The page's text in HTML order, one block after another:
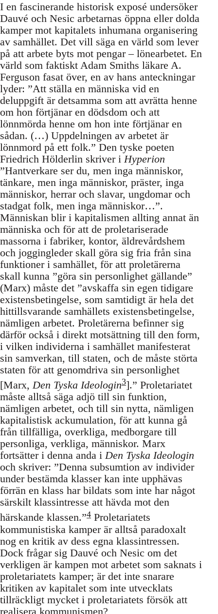
I en fascinerande historisk exposé undersöker
Dauvé och Nesic arbetarnas öppna eller dolda
kamper mot kapitalets inhumana organisering
av samhället. Det vill säga en värld som lever
på att arbete byts mot pengar – lönearbetet. En
värld som faktiskt Adam Smiths läkare A.
Ferguson fasat över, en av hans anteckningar
lyder: ”Att ställa en människa vid en
deluppgift är detsamma som att avrätta henne
om hon förtjänar en dödsdom och att
lönnmörda henne om hon inte förtjänar en
sådan. (…) Uppdelningen av arbetet är
lönnmord på ett folk.” Den tyske poeten
Friedrich Hölderlin skriver iHyperion
”Hantverkare ser du, men inga människor,
tänkare, men inga människor, präster, inga
människor, herrar och slavar, ungdomar och
stadgat folk, men inga människor…”.
Människan blir i kapitalismen allting annat än
människa och för att de proletariserade
massorna i fabriker, kontor, äldrevårdshem
och joggingleder skall göra sig fria från sina
funktioner i samhället, för att proletärerna
skall kunna ”göra sin personlighet gällande”
(Marx) måste det ”avskaffa sin egen tidigare
existensbetingelse, som samtidigt är hela det
hittillsvarande samhällets existensbetingelse,
nämligen arbetet. Proletärerna befinner sig
därför också i direkt motsättning till den form,
i vilken individerna i samhället manifesterat
sin samverkan, till staten, och de måste störta
staten för att genomdriva sin personlighet
[Marx,Den Tyska Ideologin3].” Proletariatet
måste alltså säga adjö till sin funktion,
nämligen arbetet, och till sin nytta, nämligen
kapitalistisk ackumulation, för att kunna gå
från tillfälliga, overkliga, medborgare till
personliga, verkliga, människor. Marx
fortsätter i denna anda iDen Tyska Ideologin
och skriver: ”Denna subsumtion av individer
under bestämda klasser kan inte upphävas
förrän en klass har bildats som inte har något
särskilt klassintresse att hävda mot den
härskande klassen.”4 Proletariatets
kommunistiska kamper är alltså paradoxalt
nog en kritik av dess egna klassintressen.
Dock frågar sig Dauvé och Nesic om det
verkligen är kampen mot arbetet som saknats i
proletariatets kamper; är det inte snarare
kritiken av kapitalet som inte utvecklats
tillräckligt mycket i proletariatets försök att
realisera kommunismen?